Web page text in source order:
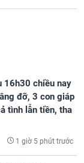
16h30 chiều nay
đỡ, 3 con giáp
tình lẫn tiền, tha
1 giờ 5 phút trước